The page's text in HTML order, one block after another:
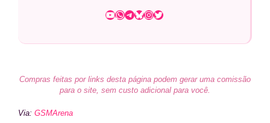
Youtube WhatsApp TelegramBluesky InstagramTwitter
Compras feitas por links desta página podem gerar uma comissão
para o site, sem custo adicional para você.
Via: GSMArena